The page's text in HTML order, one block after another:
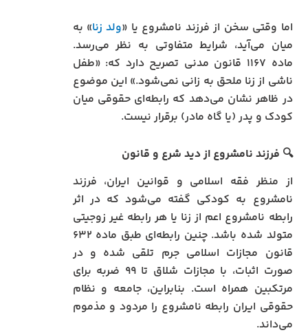
اما وقتی سخن از فرزند نامشروع یا «ولد زنا» به
میان می‌آید، شرایط متفاوتی به نظر می‌رسد.
ماده ۱۱۶۷ قانون مدنی تصریح دارد که: «طفل
ناشی از زنا ملحق به زانی نمی‌شود.» این موضوع
در ظاهر نشان می‌دهد که رابطه‌ای حقوقی میان
کودک و پدر (یا گاه مادر) برقرار نیست.
🔍 فرزند نامشروع از دید شرع و قانون
از منظر فقه اسلامی و قوانین ایران، فرزند
نامشروع به کودکی گفته می‌شود که در اثر
رابطه نامشروع اعم از زنا یا هر رابطه غیر زوجیتی
متولد شده باشد. چنین رابطه‌ای طبق ماده ۶۳۲
قانون مجازات اسلامی جرم تلقی شده و در
صورت اثبات، با مجازات شلاق تا ۹۹ ضربه برای
مرتکبین همراه است. بنابراین، جامعه و نظام
حقوقی ایران رابطه نامشروع را مردود و مذموم
می‌داند.